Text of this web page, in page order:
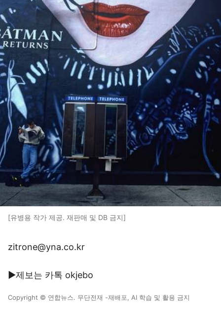
[유병용 작가 제공. 재판매 및 DB 금지]
zitrone@yna.co.kr
▶제보는 카톡 okjebo
Copyright © 연합뉴스. 무단전재 -재배포, AI 학습 및 활용 금지